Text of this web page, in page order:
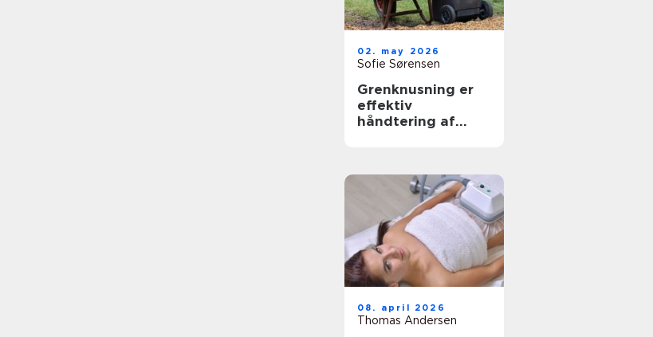
02. may 2026
Sofie Sørensen
Grenknusning er
effektiv
håndtering af
08. april 2026
Thomas Andersen